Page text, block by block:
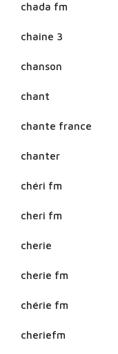
chada fm
chaine 3
chanson
chant
chante france
chanter
chéri fm
cheri fm
cherie
cherie fm
chérie fm
cheriefm